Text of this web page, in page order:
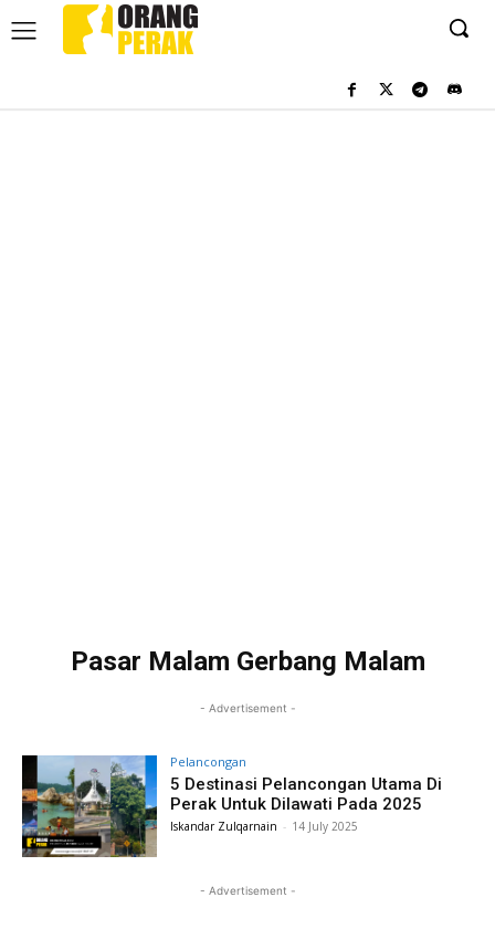
Pasar Malam Gerbang Malam
- Advertisement -
Pelancongan
5 Destinasi Pelancongan Utama Di
Perak Untuk Dilawati Pada 2025
Iskandar Zulqarnain - 14 July 2025
- Advertisement -